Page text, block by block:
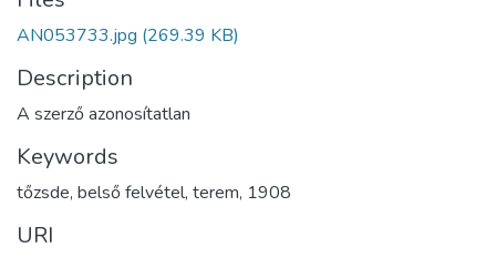
AN053733.jpg (269.39 KB)
Description
A szerző azonosítatlan
Keywords
tőzsde, belső felvétel, terem, 1908
URI